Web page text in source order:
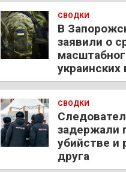
СВОДКИ
В
заявили о
украинских
СВОДКИ
задержали
убийстве и
друга